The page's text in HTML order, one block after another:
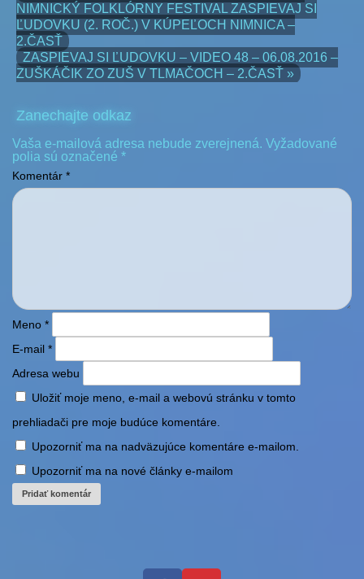
NIMNICKÝ FOLKLÓRNY FESTIVAL ZASPIEVAJ SI
ĽUDOVKU (2. ROČ.) V KÚPEĽOCH NIMNICA –
2.ČASŤ
ZASPIEVAJ SI ĽUDOVKU – VIDEO 48 – 06.08.2016 –
ZUŠKÁČIK ZO ZUŠ V TLMAČOCH – 2.ČASŤ »
Zanechajte odkaz
Vaša e-mailová adresa nebude zverejnená. Vyžadované
polia sú označené *
Komentár *
Meno *
E-mail *
Adresa webu
Uložiť moje meno, e-mail a webovú stránku v tomto
prehliadači pre moje budúce komentáre.
Upozorniť ma na nadväzujúce komentáre e-mailom.
Upozorniť ma na nové články e-mailom